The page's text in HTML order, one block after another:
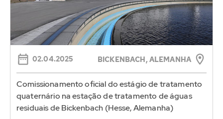
02.04.2025 BICKENBACH, ALEMANHA
Comissionamento oficial do estágio de tratamento
quaternário na estação de tratamento de águas
residuais de Bickenbach (Hesse, Alemanha)